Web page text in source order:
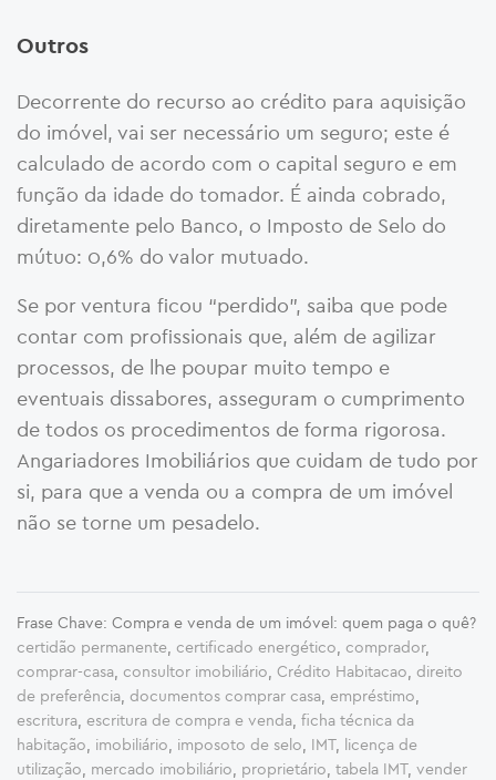
Outros
Decorrente do recurso ao crédito para aquisição
do imóvel, vai ser necessário um seguro; este é
calculado de acordo com o capital seguro e em
função da idade do tomador. É ainda cobrado,
diretamente pelo Banco, o Imposto de Selo do
mútuo: 0,6% do valor mutuado.
Se por ventura ficou “perdido”, saiba que pode
contar com profissionais que, além de agilizar
processos, de lhe poupar muito tempo e
eventuais dissabores, asseguram o cumprimento
de todos os procedimentos de forma rigorosa.
Angariadores Imobiliários que cuidam de tudo por
si, para que a venda ou a compra de um imóvel
não se torne um pesadelo.
Frase Chave: Compra e venda de um imóvel: quem paga o quê?
certidão permanente certificado energético comprador,
comprar-casa consultor imobiliário Crédito Habitacao direito
de preferência documentos comprar casa empréstimo
escritura escritura de compra e venda ficha técnica da
habitação imobiliário imposoto de selo IMT, licença de
utilização mercado imobiliário proprietário tabela IMT, vender